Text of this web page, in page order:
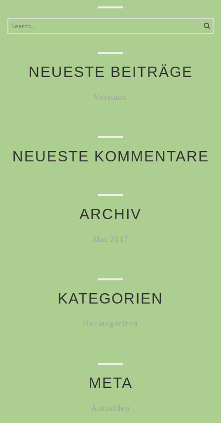
for:
NEUESTE BEITRÄGE
Vorstand
NEUESTE KOMMENTARE
ARCHIV
Mai 2017
KATEGORIEN
Uncategorized
META
Anmelden